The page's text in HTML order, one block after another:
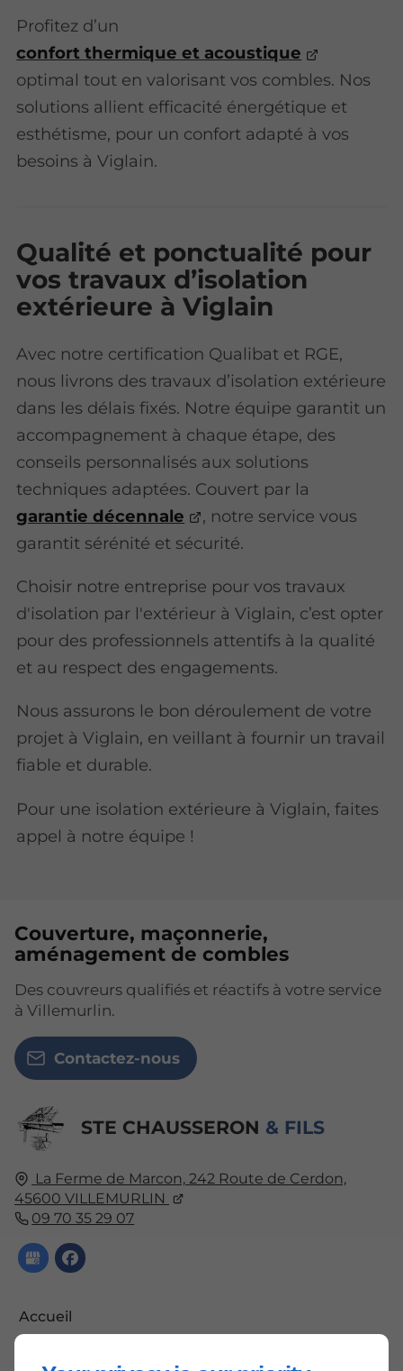
Profitez d’un
confort thermique et acoustique
optimal tout en valorisant vos combles. Nos
solutions allient efficacité énergétique et
esthétisme, pour un confort adapté à vos
besoins à Viglain.
Qualité et ponctualité pour
vos travaux d’isolation
extérieure à Viglain
Avec notre certification Qualibat et RGE,
nous livrons des travaux d’isolation extérieure
dans les délais fixés. Notre équipe garantit un
accompagnement à chaque étape, des
conseils personnalisés aux solutions
techniques adaptées. Couvert par la
garantie décennale
, notre service vous
garantit sérénité et sécurité.
Choisir notre entreprise pour vos travaux
d'isolation par l'extérieur à Viglain, c’est opter
pour des professionnels attentifs à la qualité
et au respect des engagements.
Nous assurons le bon déroulement de votre
projet à Viglain, en veillant à fournir un travail
fiable et durable.
Pour une isolation extérieure à Viglain, faites
appel à notre équipe !
STE CHAUSSERON & FILS
La Ferme de Marcon, 242 Route de Cerdon,
45600 VILLEMURLIN
09 70 35 29 07
Accueil
Couverture, maçonnerie,
aménagement de combles
Des couvreurs qualifiés et réactifs à votre service
à Villemurlin.
Contactez-nous